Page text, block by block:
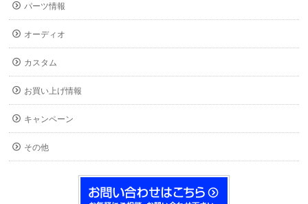
パーツ情報
オーディオ
カスタム
お買い上げ情報
キャンペーン
その他